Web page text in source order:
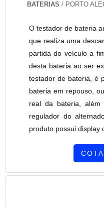
BATERIAS / PORTO
O testador de bateria
que realiza uma
partida do veículo a
desta bateria ao ser
testador de bateria, é
bateria em repouso,
real da bateria,
regulador do
produto possui display